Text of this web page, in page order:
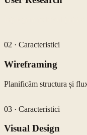
02 · Caracteristici
Wireframing
Planificăm structura și
03 · Caracteristici
Visual Design